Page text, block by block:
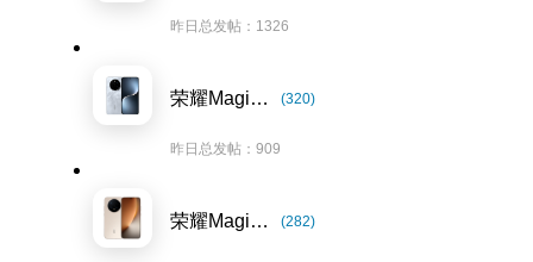
昨日总发帖：1326
荣耀Magic7系列 (320)
昨日总发帖：909
荣耀Magic8系列 (282)